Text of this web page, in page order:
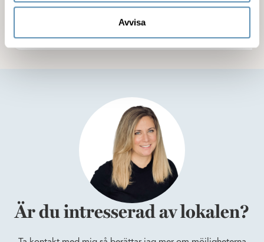
Avvisa
Är du intresserad av lokalen?